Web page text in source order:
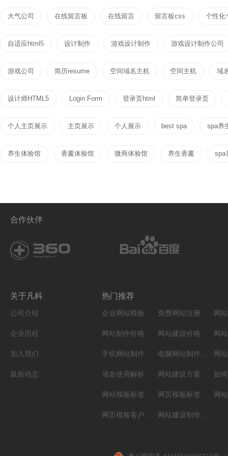
大气公司 在线留言板 在线留言 留言板css 个性化
自适应html5 设计制作 游戏设计制作 游戏设计制作公司
游戏公司 简历resume 空间域名主机 空间主机 域
设计师HTML5 Login Form 登录页html 简单登录页
个人主页展示 主页展示 个人展示 best spa spa养
养生体验馆 香薰体验馆 微商体验馆 养生香薰 spa
合作伙伴
关于凡科
公司介绍
企业历程
加入我们
最新动态
热门推荐
企业网站模板 免费网站注册 网
网站制作价格 网站建设价格 网
手机网站制作 电脑网站制作设计 网
域名使用解析 网站建设方案 如
网站模板标签 网页模板标签
网页模板客户案例 网站建设制作知识